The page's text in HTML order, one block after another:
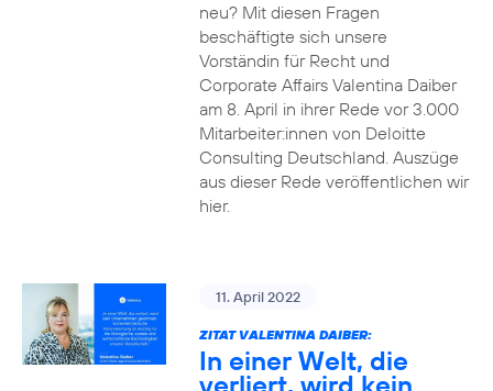
neu? Mit diesen Fragen
beschäftigte sich unsere
Vorständin für Recht und
Corporate Affairs Valentina Daiber
am 8. April in ihrer Rede vor 3.000
Mitarbeiter:innen von Deloitte
Consulting Deutschland. Auszüge
aus dieser Rede veröffentlichen wir
hier.
11. April 2022
ZITAT VALENTINA DAIBER:
In einer Welt, die
verliert, wird kein